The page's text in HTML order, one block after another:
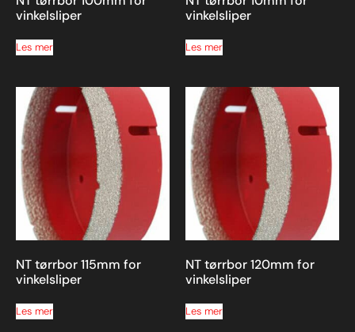
vinkelsliper
Les mer
vinkelsliper
Les mer
NT tørrbor 115mm for
vinkelsliper
Les mer
NT tørrbor 120mm for
vinkelsliper
Les mer